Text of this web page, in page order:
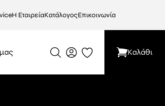
Η ΕταιρείαΚατάλογοςΕπικοινωνία
Καλάθι